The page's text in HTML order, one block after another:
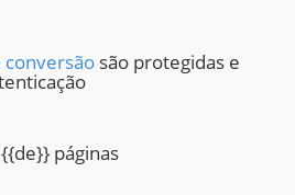
conversão são protegidas e
{{de}} páginas